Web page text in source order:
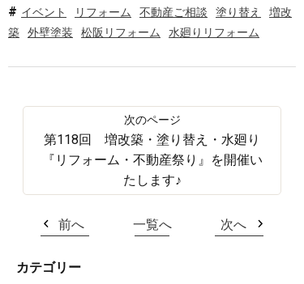
イベント
リフォーム 不動産ご相談 塗り替え
増改
築
外壁塗装 松阪リフォーム 水廻りリフォーム
第118回 増改築・塗り替え・水廻り
『リフォーム・不動産祭り』を開催い
たします♪
前へ 一覧へ 次へ
カテゴリー